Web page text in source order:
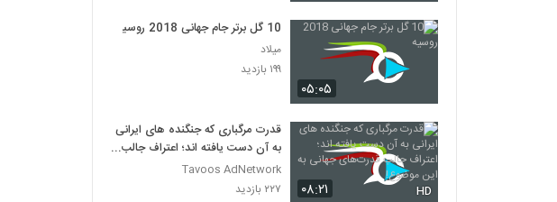
۰۵:۰۵
10 گل برتر جام جهانی 2018 روسیه
میلاد
۱۹۹ بازدید
۰۸:۲۱ HD
قدرت مرگباری که جنگنده های ایرانی
به آن دست یافته اند؛ اعتراف جالب
قدرت‌های جهانی به این موضوع!
Tavoos AdNetwork
۲۲۷ بازدید